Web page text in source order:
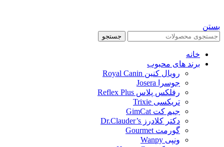
بستن
جستجو
خانه
برند های محبوب
رویال کنین Royal Canin
جوسرا Josera
رفلکس پلاس Reflex Plus
تریکسی Trixie
جیم کت GimCat
دکتر کلادرز Dr.Clauder’s
گورمت Gourmet
ونپی Wanpy